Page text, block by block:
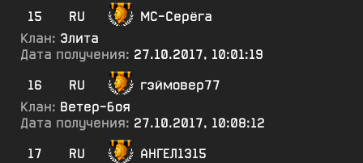
15
RU
МС-Серёга
Клан: Элита
Дата получения: 27.10.2017, 10:01:19
16
RU
гэймовер77
Клан: Ветер-боя
Дата получения: 27.10.2017, 10:08:12
17
RU
АНГЕЛ1315